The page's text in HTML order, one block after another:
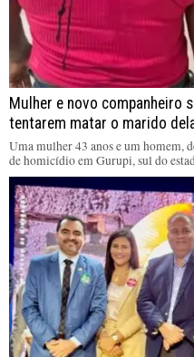
Mulher e novo companheiro
tentarem matar o marido
Uma mulher 43 anos e um homem,
de homicídio em Gurupi, sul do